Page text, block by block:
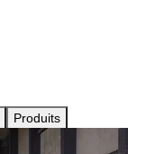
Produits